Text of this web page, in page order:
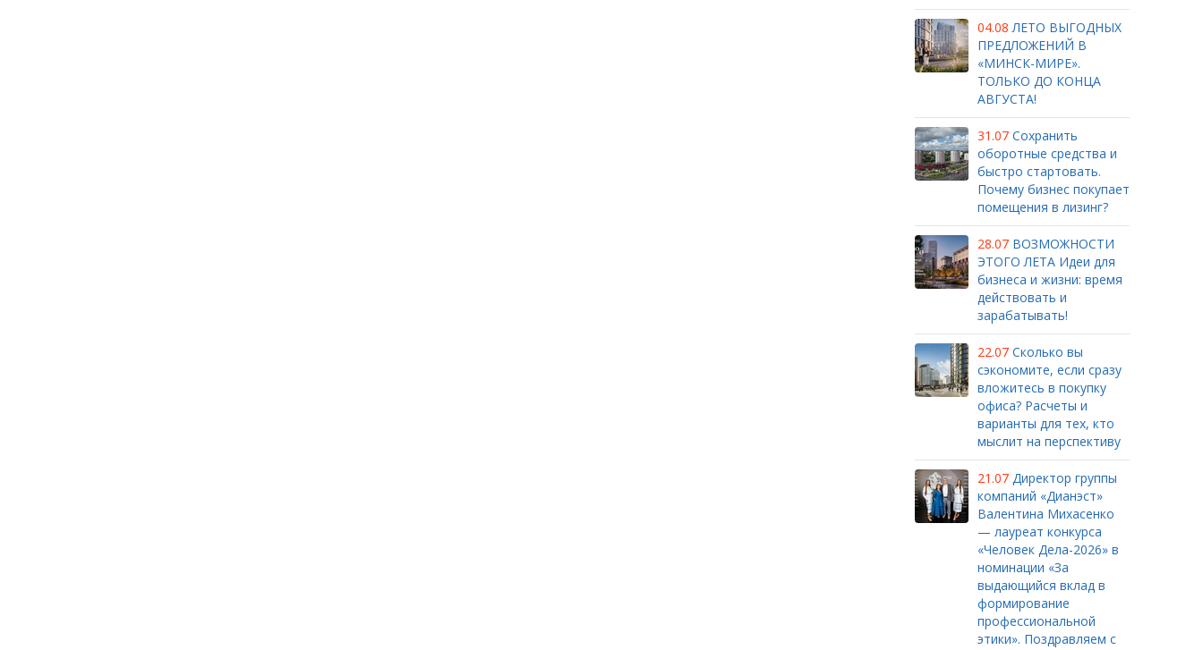
04.08 ЛЕТО ВЫГОДНЫХ
ПРЕДЛОЖЕНИЙ В
«МИНСК-МИРЕ».
ТОЛЬКО ДО КОНЦА
АВГУСТА!
31.07 Сохранить
оборотные средства и
быстро стартовать.
Почему бизнес покупает
помещения в лизинг?
28.07 ВОЗМОЖНОСТИ
ЭТОГО ЛЕТА Идеи для
бизнеса и жизни: время
действовать и
зарабатывать!
22.07 Сколько вы
сэкономите, если сразу
вложитесь в покупку
офиса? Расчеты и
варианты для тех, кто
мыслит на перспективу
21.07 Директор группы
компаний «Дианэст»
Валентина Михасенко
— лауреат конкурса
«Человек Дела-2026» в
номинации «За
выдающийся вклад в
формирование
профессиональной
этики». Поздравляем с